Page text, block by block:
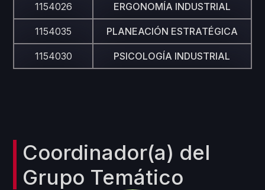
1154026 ERGONOMÍA INDUSTRIAL
1154035 PLANEACIÓN ESTRATÉGICA
1154030 PSICOLOGÍA INDUSTRIAL
Coordinador(a) del
Grupo Temático